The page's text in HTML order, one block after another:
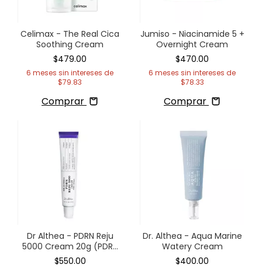
Celimax - The Real Cica
Soothing Cream
$479.00
6 meses sin intereses de
$79.83
Comprar
Jumiso - Niacinamide 5 +
Overnight Cream
$470.00
6 meses sin intereses de
$78.33
Comprar
Dr Althea - PDRN Reju
5000 Cream 20g (PDRN
5,000ppm)
$550.00
Dr. Althea - Aqua Marine
Watery Cream
$400.00